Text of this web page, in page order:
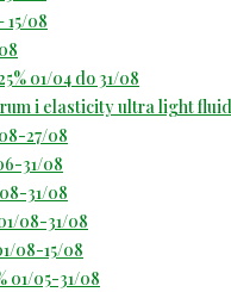
15/08
01/04 do 31/08
i elasticity ultra light
27/08
31/08
31/08
08-31/08
08-15/08
01/05-31/08